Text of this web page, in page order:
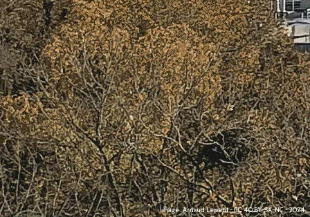
Image : Arnaud Lepetit - CC 4.0 BY-SA-NC - 2024.